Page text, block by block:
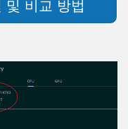
및 비교 방법